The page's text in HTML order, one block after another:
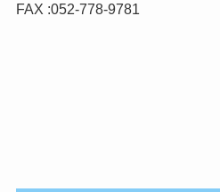
FAX :052-778-9781